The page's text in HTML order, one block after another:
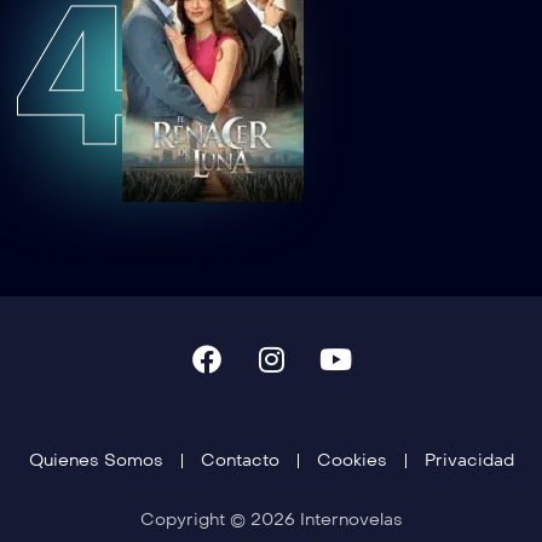
4
Quienes Somos Contacto Cookies Privacidad
Copyright © 2026 Internovelas